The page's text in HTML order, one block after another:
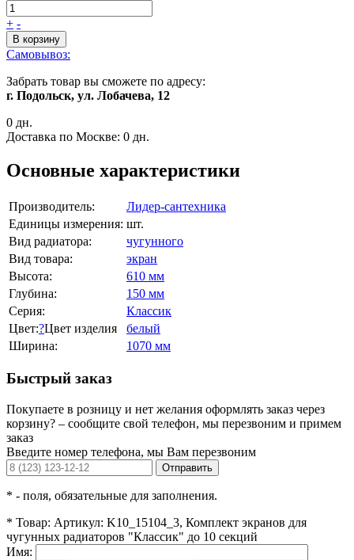
+ -
В корзину
Самовывоз:
Забрать товар вы сможете по адресу:
г. Подольск, ул. Лобачева, 12
0 дн.
Доставка по Москве: 0 дн.
Основные характеристики
Производитель:
Лидер-сантехника
Единицы измерения: шт.
Вид радиатора:
чугунного
Вид товара:
экран
Высота:
610 мм
Глубина:
150 мм
Серия:
Классик
Цвет:?Цвет изделия
белый
Ширина:
1070 мм
Быстрый заказ
Покупаете в розницу и нет желания оформлять заказ через
корзину? – сообщите свой телефон, мы перезвоним и примем
заказ
Введите номер телефона, мы Вам перезвоним
Отправить
* - поля, обязательные для заполнения.
* Товар: Артикул: K10_15104_3, Комплект экранов для
чугунных радиаторов "Классик" до 10 секций
Имя: